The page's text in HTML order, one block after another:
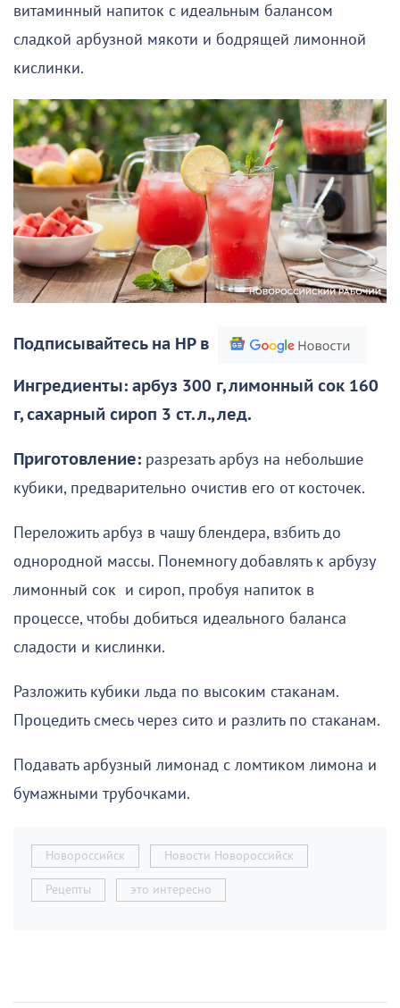
витаминный напиток с идеальным балансом
сладкой арбузной мякоти и бодрящей лимонной
кислинки.
Подписывайтесь на НР в
Ингредиенты: арбуз 300 г, лимонный сок 160
г, сахарный сироп 3 ст. л., лед.
Приготовление: разрезать арбуз на небольшие
кубики, предварительно очистив его от косточек.
Переложить арбуз в чашу блендера, взбить до
однородной массы. Понемногу добавлять к арбузу
лимонный сок и сироп, пробуя напиток в
процессе, чтобы добиться идеального баланса
сладости и кислинки.
Разложить кубики льда по высоким стаканам.
Процедить смесь через сито и разлить по стаканам.
Подавать арбузный лимонад с ломтиком лимона и
бумажными трубочками.
Новороссийск Новости Новороссийск
Рецепты это интересно